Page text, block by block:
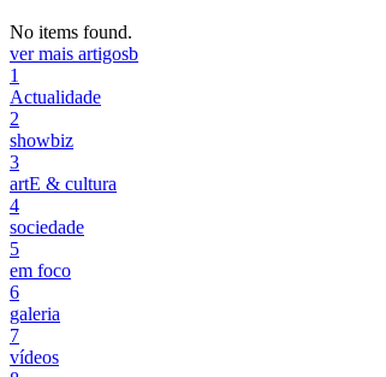
No items found.
ver mais artigosb
1
Actualidade
2
showbiz
3
artE & cultura
4
sociedade
5
em foco
6
galeria
7
vídeos